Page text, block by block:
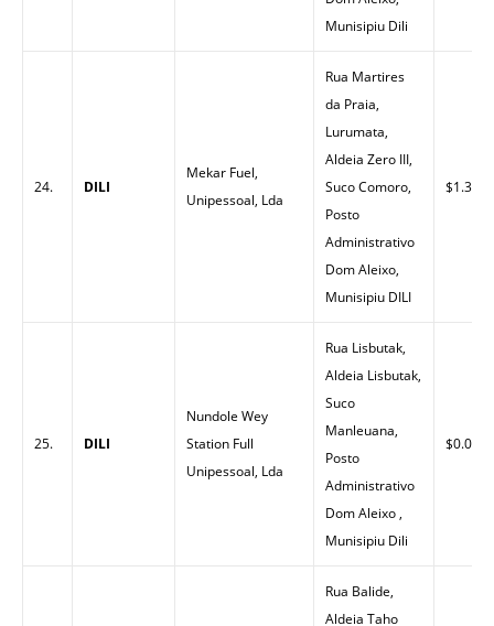
Munisipiu Dili
24. DILI
Mekar Fuel,
Unipessoal, Lda
Rua Martires
da Praia,
Lurumata,
Aldeia Zero III,
Suco Comoro,
Posto
Administrativo
Dom Aleixo,
Munisipiu DILI
$1.30
25. DILI
Nundole Wey
Station Full
Unipessoal, Lda
Rua Lisbutak,
Aldeia Lisbutak,
Suco
Manleuana,
Posto
Administrativo
Dom Aleixo ,
Munisipiu Dili
$0.00
Rua Balide,
Aldeia Taho